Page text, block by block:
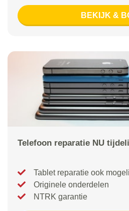
BEKIJK &
Telefoon reparatie NU
Tablet reparatie ook
Originele onderdelen
NTRK garantie